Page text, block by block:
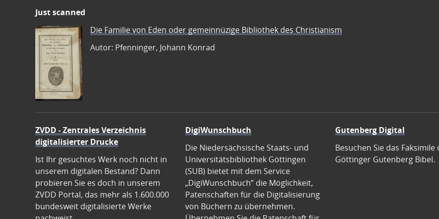
Just scanned
Die Familie von Eden oder gemeinnüzige Bibliothek des Christianism
Autor: Pfenninger, Johann Konrad
ZVDD - Zentrales Verzeichnis
digitalisierter Drucke
Ist Ihr gesuchtes Werk noch nicht in
unserem digitalen Bestand? Dann
probieren Sie es doch in unserem
ZVDD Portal, das mehr als 1.600.000
bundesweit digitalisierte Werke
DigiWunschbuch
Die Niedersächsische Staats- und
Universitätsbibliothek Göttingen
(SUB) bietet mit dem Service
„DigiWunschbuch” die Möglichkeit,
Patenschaften für die Digitalisierung
von Büchern zu übernehmen.
Gutenberg Digital
Besuchen Sie das Faksimile
Göttinger Gutenberg Bibel.